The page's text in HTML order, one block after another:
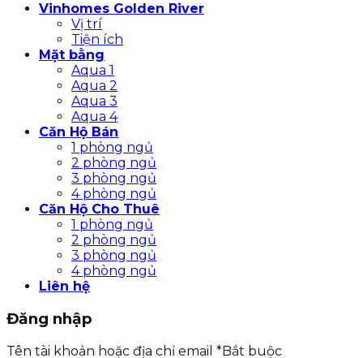
Vinhomes Golden River
Vị trí
Tiện ích
Mặt bằng
Aqua 1
Aqua 2
Aqua 3
Aqua 4
Căn Hộ Bán
1 phòng ngủ
2 phòng ngủ
3 phòng ngủ
4 phòng ngủ
Căn Hộ Cho Thuê
1 phòng ngủ
2 phòng ngủ
3 phòng ngủ
4 phòng ngủ
Liên hệ
Đăng nhập
Tên tài khoản hoặc địa chỉ email *Bắt buộc